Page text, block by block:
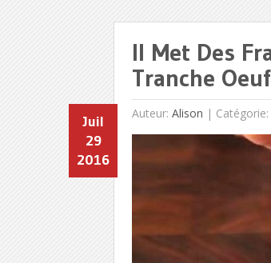
Il Met Des
Tranche
Auteur: Alison |
Juil
29
2016
Catégorie: